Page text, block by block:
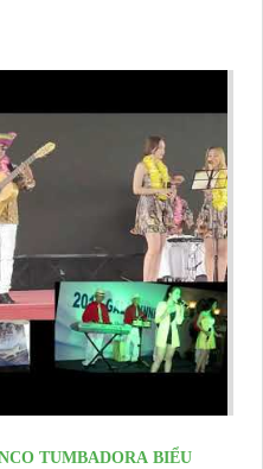
TUMBADORA BIỂU